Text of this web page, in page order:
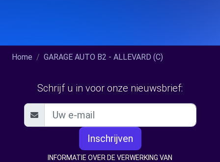
Home GARAGE AUTO B2 - ALLEVARD (C)
Schrijf u in voor onze nieuwsbrief:
Inschrijven
INFORMATIE OVER DE VERWERKING VAN